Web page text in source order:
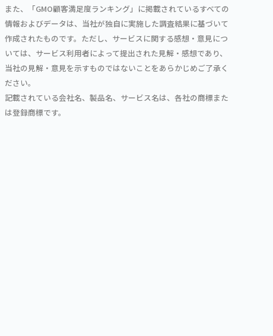
また、「GMO顧客満足度ランキング」に掲載されているすべての
情報およびデータは、当社が独自に実施した調査結果に基づいて
作成されたものです。ただし、サービスに関する感想・意見につ
いては、サービス利用者によって提出された見解・感想であり、
当社の見解・意見を示すものではないことをあらかじめご了承く
ださい。
記載されている会社名、製品名、サービス名は、各社の商標また
は登録商標です。